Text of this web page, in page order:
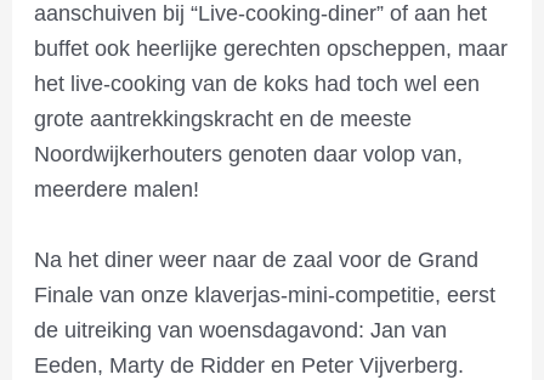
aanschuiven bij “Live-cooking-diner” of aan het
buffet ook heerlijke gerechten opscheppen, maar
het live-cooking van de koks had toch wel een
grote aantrekkingskracht en de meeste
Noordwijkerhouters genoten daar volop van,
meerdere malen!
Na het diner weer naar de zaal voor de Grand
Finale van onze klaverjas-mini-competitie, eerst
de uitreiking van woensdagavond: Jan van
Eeden, Marty de Ridder en Peter Vijverberg.